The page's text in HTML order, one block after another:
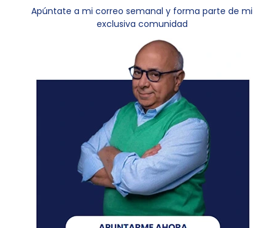
Apúntate a mi correo semanal y forma parte de mi
exclusiva comunidad